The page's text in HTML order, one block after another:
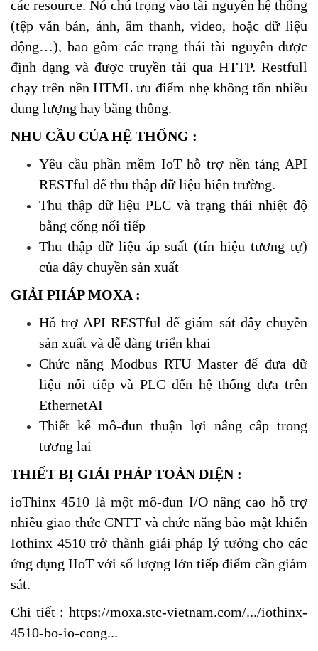
các resource. Nó chú trọng vào tài nguyên hệ thống
(tệp văn bản, ảnh, âm thanh, video, hoặc dữ liệu
động…), bao gồm các trạng thái tài nguyên được
định dạng và được truyền tải qua HTTP. Restfull
chạy trên nền HTML ưu điểm nhẹ không tốn nhiều
dung lượng hay băng thông.
NHU CẦU CỦA HỆ THỐNG :
Yêu cầu phần mềm IoT hỗ trợ nền tảng API
RESTful để thu thập dữ liệu hiện trường.
Thu thập dữ liệu PLC và trạng thái nhiệt độ
bằng cổng nối tiếp
Thu thập dữ liệu áp suất (tín hiệu tương tự)
của dây chuyền sản xuất
GIẢI PHÁP MOXA :
Hỗ trợ API RESTful để giám sát dây chuyền
sản xuất và dễ dàng triển khai
Chức năng Modbus RTU Master để đưa dữ
liệu nối tiếp và PLC đến hệ thống dựa trên
EthernetAI
Thiết kế mô-đun thuận lợi nâng cấp trong
tương lai
THIẾT BỊ GIẢI PHÁP TOÀN DIỆN :
ioThinx 4510 là một mô-đun I/O nâng cao hỗ trợ
nhiều giao thức CNTT và chức năng bảo mật khiến
Iothinx 4510 trở thành giải pháp lý tưởng cho các
ứng dụng IIoT với số lượng lớn tiếp điểm cần giám
sát.
Chi tiết : https://moxa.stc-vietnam.com/.../iothinx-
4510-bo-io-cong...